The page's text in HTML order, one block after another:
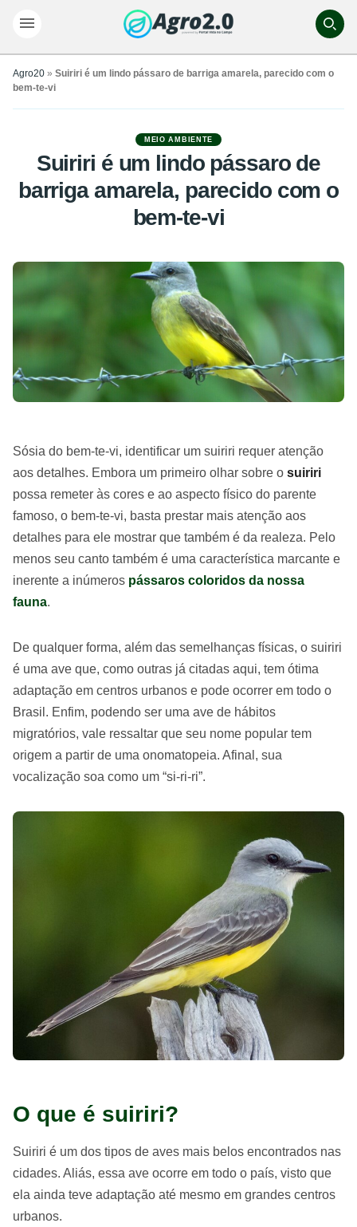
Agro20 » Suiriri é um lindo pássaro de barriga amarela, parecido com o
bem-te-vi
MEIO AMBIENTE
Suiriri é um lindo pássaro de
barriga amarela, parecido com o
bem-te-vi
Sósia do bem-te-vi, identificar um suiriri requer atenção
aos detalhes. Embora um primeiro olhar sobre o suiriri
possa remeter às cores e ao aspecto físico do parente
famoso, o bem-te-vi, basta prestar mais atenção aos
detalhes para ele mostrar que também é da realeza. Pelo
menos seu canto também é uma característica marcante e
inerente a inúmeros pássaros coloridos da nossa
fauna.
De qualquer forma, além das semelhanças físicas, o suiriri
é uma ave que, como outras já citadas aqui, tem ótima
adaptação em centros urbanos e pode ocorrer em todo o
Brasil. Enfim, podendo ser uma ave de hábitos
migratórios, vale ressaltar que seu nome popular tem
origem a partir de uma onomatopeia. Afinal, sua
vocalização soa como um “si-ri-ri”.
O que é suiriri?
Suiriri é um dos tipos de aves mais belos encontrados nas
cidades. Aliás, essa ave ocorre em todo o país, visto que
ela ainda teve adaptação até mesmo em grandes centros
urbanos.